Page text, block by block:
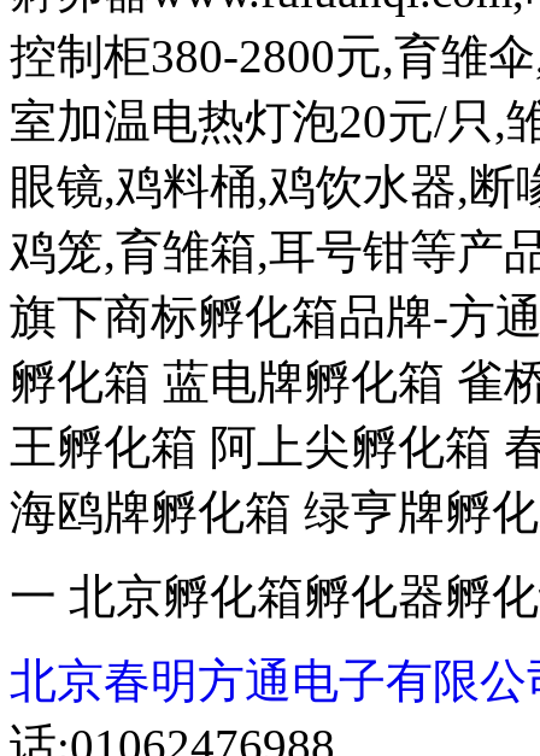
控制柜380-2800元,育雏
室加温电热灯泡20元/只,
眼镜,鸡料桶,鸡饮水器,
鸡笼,育雏箱,耳号钳等产
旗下商标孵化箱品牌-方
孵化箱 蓝电牌孵化箱 雀
王孵化箱 阿上尖孵化箱
海鸥牌孵化箱 绿亨牌孵
一 北京孵化箱孵化器孵
北京春明方通电子有限公